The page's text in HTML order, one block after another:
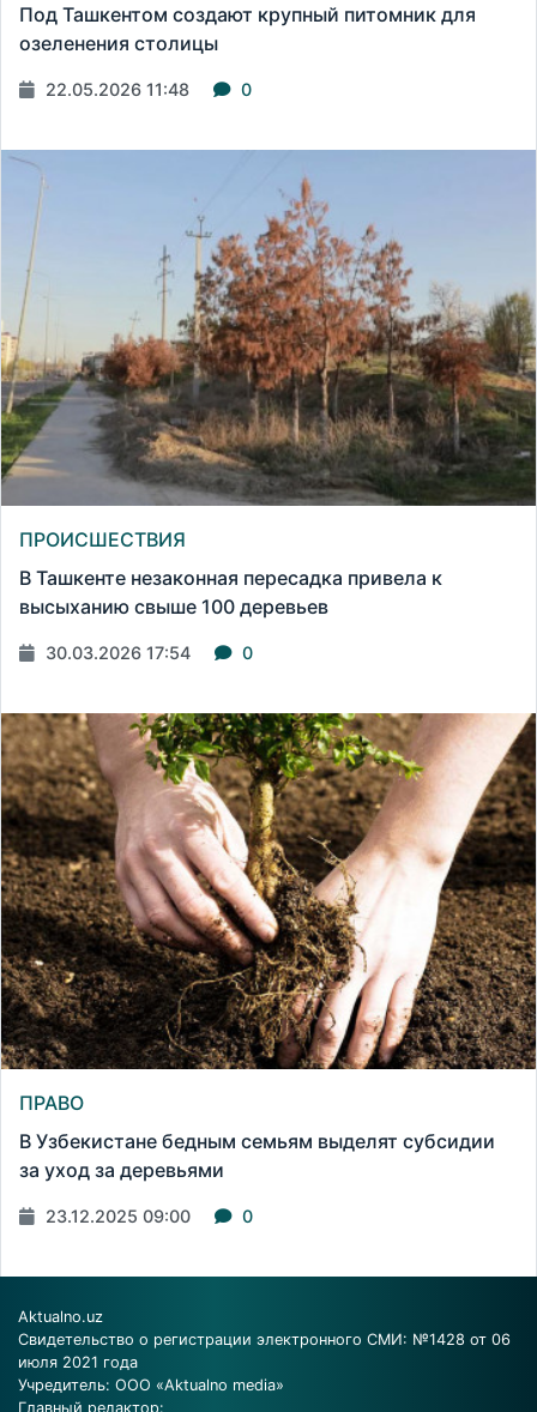
Под Ташкентом создают крупный питомник для
озеленения столицы
22.05.2026 11:48 0
ПРОИСШЕСТВИЯ
В Ташкенте незаконная пересадка привела к
высыханию свыше 100 деревьев
30.03.2026 17:54 0
ПРАВО
В Узбекистане бедным семьям выделят субсидии
за уход за деревьями
23.12.2025 09:00 0
Aktualno.uz
Свидетельство о регистрации электронного СМИ: №1428 от 06
июля 2021 года
Учредитель: ООО «Aktualno media»
Главный редактор: